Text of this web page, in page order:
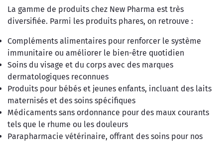
La gamme de produits chez New Pharma est très
diversifiée. Parmi les produits phares, on retrouve :
Compléments alimentaires pour renforcer le système
immunitaire ou améliorer le bien-être quotidien
Soins du visage et du corps avec des marques
dermatologiques reconnues
Produits pour bébés et jeunes enfants, incluant des laits
maternisés et des soins spécifiques
Médicaments sans ordonnance pour des maux courants
tels que le rhume ou les douleurs
Parapharmacie vétérinaire, offrant des soins pour nos